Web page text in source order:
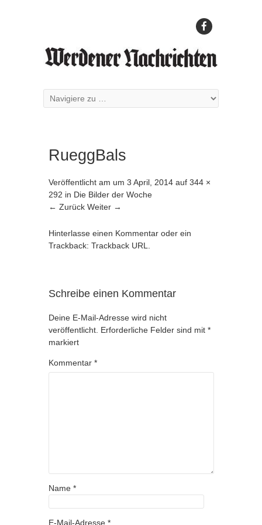
RueggBals
Veröffentlicht am um 3 April, 2014 auf 344 ×
292 in Die Bilder der Woche
← Zurück Weiter →
Hinterlasse einen Kommentar oder ein
Trackback: Trackback URL
Schreibe einen Kommentar
Deine E-Mail-Adresse wird nicht
veröffentlicht. Erforderliche Felder sind mit *
markiert
Kommentar *
Name *
E-Mail-Adresse *